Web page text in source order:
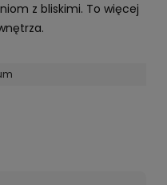
z bliskimi. To więcej